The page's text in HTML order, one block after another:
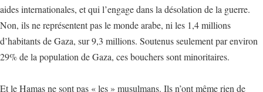
aides internationales, et qui l’engage dans la désolation de la guerre.
Non, ils ne représentent pas le monde arabe, ni les 1,4 millions
d’habitants de Gaza, sur 9,3 millions. Soutenus seulement par environ
29% de la population de Gaza, ces bouchers sont minoritaires.
Et le Hamas ne sont pas « les » musulmans. Ils n’ont même rien de